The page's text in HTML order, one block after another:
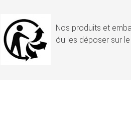
Nos produits et
óu les déposer sur